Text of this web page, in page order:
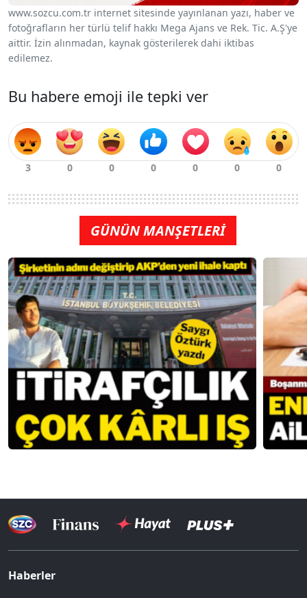
www.sozcu.com.tr internet sitesinde yayınlanan yazı, haber ve
fotoğrafların her türlü telif hakkı Mega Ajans ve Rek. Tic. A.Ş'ye
aittir. İzin alınmadan, kaynak gösterilerek dahi iktibas
edilemez.
Bu habere emoji ile tepki ver
GÜNÜN MANŞETLERİ
Haberler